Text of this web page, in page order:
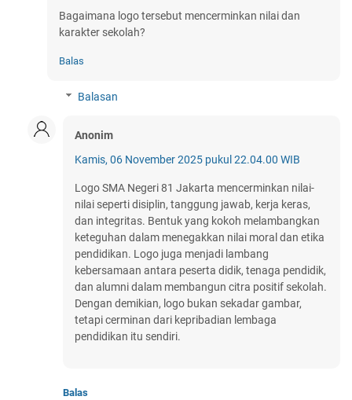
Bagaimana logo tersebut mencerminkan nilai dan
karakter sekolah?
Balas
Balasan
Anonim
Kamis, 06 November 2025 pukul 22.04.00 WIB
Logo SMA Negeri 81 Jakarta mencerminkan nilai-
nilai seperti disiplin, tanggung jawab, kerja keras,
dan integritas. Bentuk yang kokoh melambangkan
keteguhan dalam menegakkan nilai moral dan etika
pendidikan. Logo juga menjadi lambang
kebersamaan antara peserta didik, tenaga pendidik,
dan alumni dalam membangun citra positif sekolah.
Dengan demikian, logo bukan sekadar gambar,
tetapi cerminan dari kepribadian lembaga
pendidikan itu sendiri.
Balas